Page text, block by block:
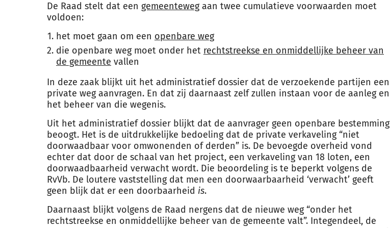
De Raad stelt dat een gemeentewegaan twee cumulatieve voorwaarden moet
voldoen:
het moet gaan om een openbare weg
die openbare weg moet onder het rechtstreekse en onmiddellijke beheer van
de gemeente vallen
In deze zaak blijkt uit het administratief dossier dat de verzoekende partijen een
private weg aanvragen. En dat zij daarnaast zelf zullen instaan voor de aanleg en
het beheer van die wegenis.
Uit het administratief dossier blijkt dat de aanvrager geen openbare bestemming
beoogt. Het is de uitdrukkelijke bedoeling dat de private verkaveling “niet
doorwaadbaar voor omwonenden of derden” is. De bevoegde overheid vond
echter dat door de schaal van het project, een verkaveling van 18 loten, een
doorwaadbaarheid verwacht wordt. Die beoordeling is te beperkt volgens de
RvVb. De loutere vaststelling dat men een doorwaarbaarheid ‘verwacht’ geeft
geen blijk dat er een doorbaarheid is.
Daarnaast blijkt volgens de Raad nergens dat de nieuwe weg “onder het
rechtstreekse en onmiddellijke beheer van de gemeente valt”. Integendeel, de